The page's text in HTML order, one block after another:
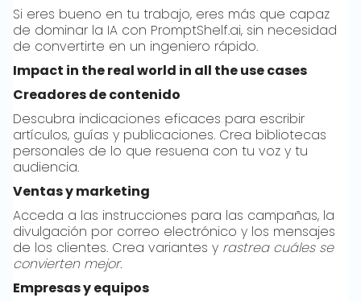
Si eres bueno en tu trabajo, eres más que capaz
de dominar la IA con PromptShelf.ai, sin necesidad
de convertirte en un ingeniero rápido.
Impact in the real world in all the use cases
Creadores de contenido
Descubra indicaciones eficaces para escribir
artículos, guías y publicaciones. Crea bibliotecas
personales de lo que resuena con tu voz y tu
audiencia.
Ventas y marketing
Acceda a las instrucciones para las campañas, la
divulgación por correo electrónico y los mensajes
de los clientes. Crea variantes y rastrea cuáles se
convierten mejor.
Empresas y equipos